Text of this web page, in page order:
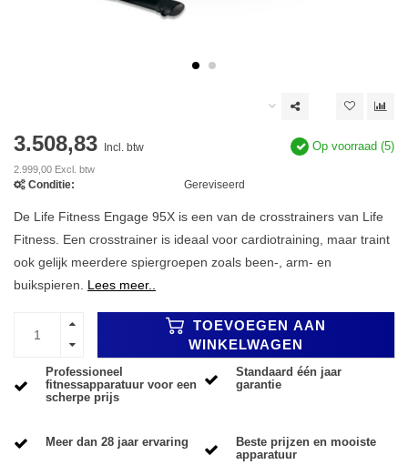
3.508,83 Incl. btw
2.999,00 Excl. btw
Op voorraad (5)
Conditie: Gereviseerd
De Life Fitness Engage 95X is een van de crosstrainers van Life
Fitness. Een crosstrainer is ideaal voor cardiotraining, maar traint
ook gelijk meerdere spiergroepen zoals been-, arm- en
buikspieren. Lees meer..
TOEVOEGEN AAN
WINKELWAGEN
Professioneel
fitnessapparatuur voor een
scherpe prijs
Standaard één jaar
garantie
Meer dan 28 jaar ervaring
Beste prijzen en mooiste
apparatuur